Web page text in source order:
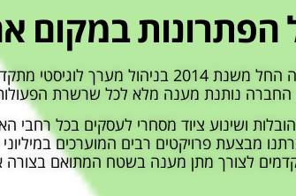
הפתרונות במקום
חברת גרין סיסטם, בהובלת דור ומתן שרעבי,
החברה נותנת מענה מלא לכל שרשרת
ושינוע ציוד מסחרי לעסקים בכל
מבצעת פרויקטים רבים המוערכים
לצורך מתן מענה בשטח המתואם בצורה